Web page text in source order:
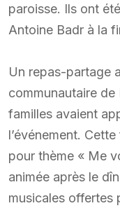
paroisse. Ils ont
Antoine Badr à la
Un repas-partage
communautaire
familles avaient
l’événement.
pour thème « Me
animée après le
musicales offertes